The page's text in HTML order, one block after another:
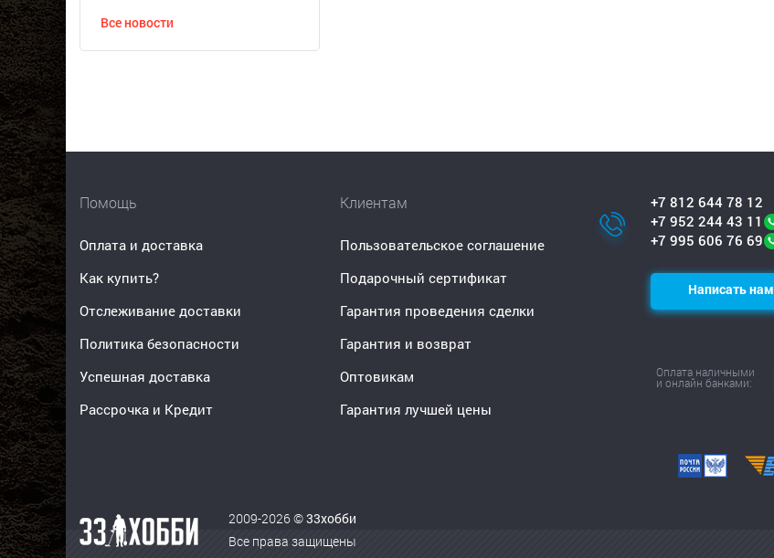
Все новости
Помощь
Оплата и доставка
Как купить?
Отслеживание доставки
Политика безопасности
Успешная доставка
Рассрочка и Кредит
Клиентам
Пользовательское соглашение
Подарочный сертификат
Гарантия проведения сделки
Гарантия и возврат
Оптовикам
Гарантия лучшей цены
+7 812 644 78 12
+7 952 244 43 11
+7 995 606 76 69
Написать нам
Оплата наличными
и онлайн банками:
2009-2026 ©33хобби
Все права защищены